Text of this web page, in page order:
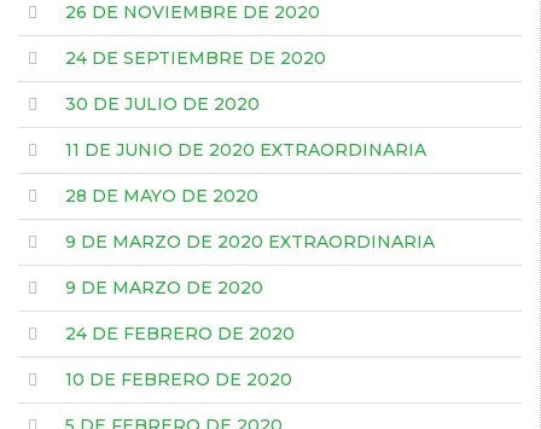
26 DE NOVIEMBRE DE 2020
24 DE SEPTIEMBRE DE 2020
30 DE JULIO DE 2020
11 DE JUNIO DE 2020 EXTRAORDINARIA
28 DE MAYO DE 2020
9 DE MARZO DE 2020 EXTRAORDINARIA
9 DE MARZO DE 2020
24 DE FEBRERO DE 2020
10 DE FEBRERO DE 2020